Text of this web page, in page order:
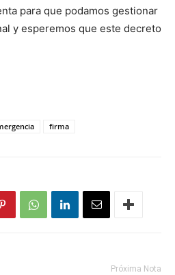
para que podamos gestionar
y esperemos que este decreto
firma
Próxima Nota